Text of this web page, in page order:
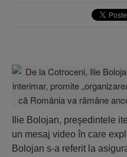
Ilie Bolojan, preşedintele
un mesaj video în care
Bolojan s-a referit la